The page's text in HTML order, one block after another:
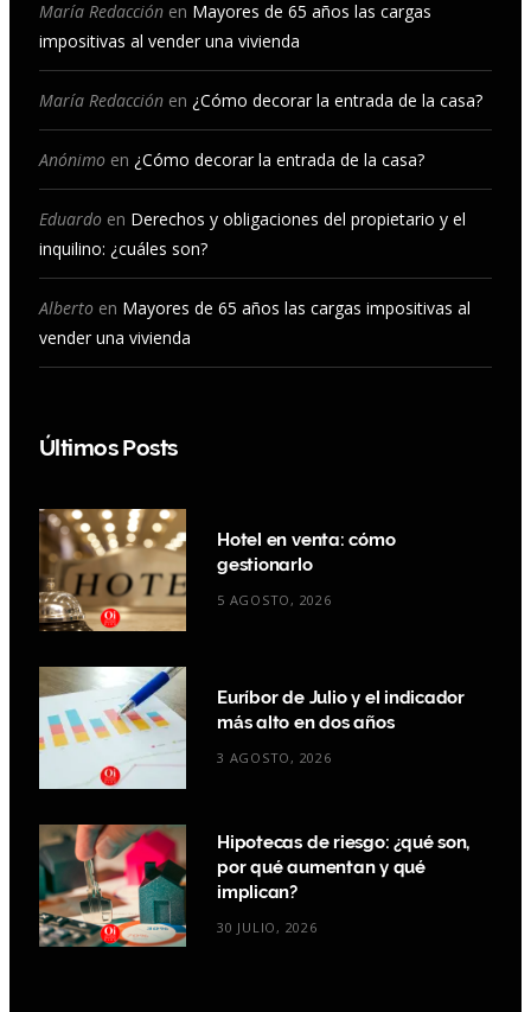
b
o
o
a
g
r
m
u
b
e
e
I
María Redacción en Mayores de 65 años las cargas
impositivas al vender una vivienda
María Redacción en ¿Cómo decorar la entrada de la casa?
Anónimo en ¿Cómo decorar la entrada de la casa?
Eduardo en Derechos y obligaciones del propietario y el
inquilino: ¿cuáles son?
Alberto en Mayores de 65 años las cargas impositivas al
vender una vivienda
Últimos Posts
Hotel en venta: cómo
gestionarlo
5 AGOSTO, 2026
Euríbor de Julio y el indicador
más alto en dos años
3 AGOSTO, 2026
Hipotecas de riesgo: ¿qué son,
por qué aumentan y qué
implican?
30 JULIO, 2026